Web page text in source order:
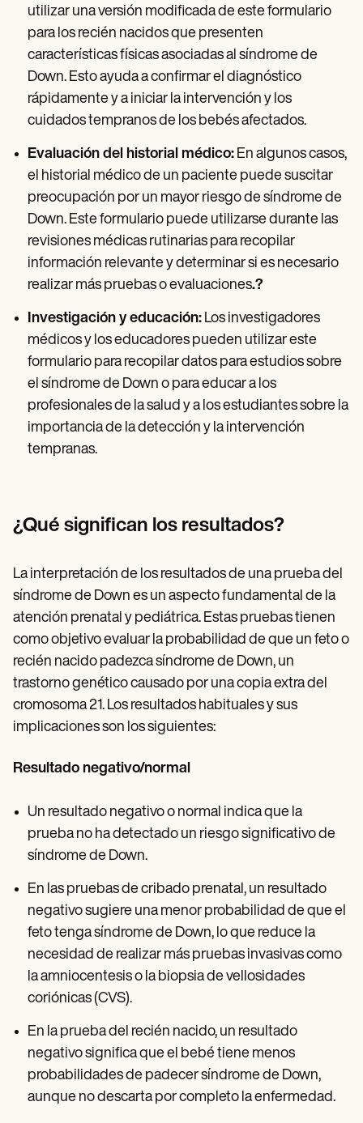
utilizar una versión modificada de este formulario
para los recién nacidos que presenten
características físicas asociadas al síndrome de
Down. Esto ayuda a confirmar el diagnóstico
rápidamente y a iniciar la intervención y los
cuidados tempranos de los bebés afectados.
Evaluación del historial médico: En algunos casos,
el historial médico de un paciente puede suscitar
preocupación por un mayor riesgo de síndrome de
Down. Este formulario puede utilizarse durante las
revisiones médicas rutinarias para recopilar
información relevante y determinar si es necesario
realizar más pruebas o evaluaciones.?
Investigación y educación: Los investigadores
médicos y los educadores pueden utilizar este
formulario para recopilar datos para estudios sobre
el síndrome de Down o para educar a los
profesionales de la salud y a los estudiantes sobre la
importancia de la detección y la intervención
tempranas.
¿Qué significan los resultados?
La interpretación de los resultados de una prueba del
síndrome de Down es un aspecto fundamental de la
atención prenatal y pediátrica. Estas pruebas tienen
como objetivo evaluar la probabilidad de que un feto o
recién nacido padezca síndrome de Down, un
trastorno genético causado por una copia extra del
cromosoma 21. Los resultados habituales y sus
implicaciones son los siguientes:
Resultado negativo/normal
Un resultado negativo o normal indica que la
prueba no ha detectado un riesgo significativo de
síndrome de Down.
En las pruebas de cribado prenatal, un resultado
negativo sugiere una menor probabilidad de que el
feto tenga síndrome de Down, lo que reduce la
necesidad de realizar más pruebas invasivas como
la amniocentesis o la biopsia de vellosidades
coriónicas (CVS).
En la prueba del recién nacido, un resultado
negativo significa que el bebé tiene menos
probabilidades de padecer síndrome de Down,
aunque no descarta por completo la enfermedad.